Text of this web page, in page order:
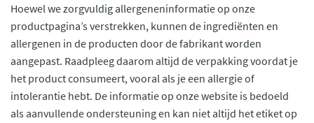
Hoewel we zorgvuldig allergeneninformatie op onze
productpagina’s verstrekken, kunnen de ingrediënten en
allergenen in de producten door de fabrikant worden
aangepast. Raadpleeg daarom altijd de verpakking voordat je
het product consumeert, vooral als je een allergie of
intolerantie hebt. De informatie op onze website is bedoeld
als aanvullende ondersteuning en kan niet altijd het etiket op